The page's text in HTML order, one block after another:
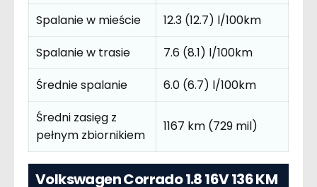
Spalanie w mieście
12.3 (12.7) l/100km
Spalanie w trasie
7.6 (8.1) l/100km
Średnie spalanie
6.0 (6.7) l/100km
Średni zasięg z
pełnym zbiornikiem
1167 km (729 mil)
Volkswagen Corrado 1.8 16V 136 KM